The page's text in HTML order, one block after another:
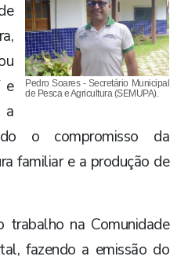
Pedro Soares - Secretário Municipal
de Pesca e Agricultura (SEMUPA).
e
o compromisso da
familiar e a produção de
trabalho na Comunidade
fazendo a emissão do